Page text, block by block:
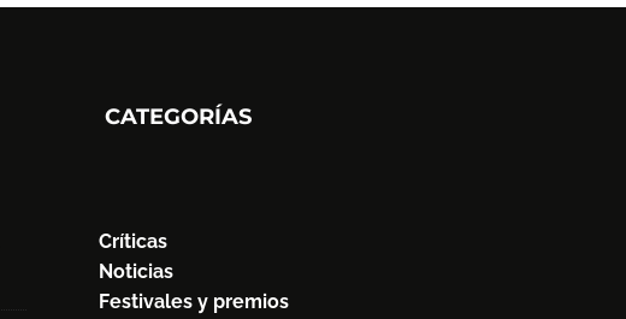
CATEGORÍAS
Críticas
Noticias
Festivales y premios